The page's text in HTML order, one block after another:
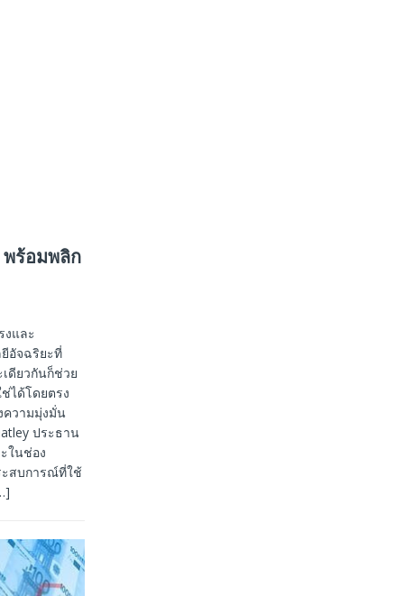
ร้อมพลิก
งและ
อัจฉริยะที่
ดียวกันก็ช่วย
ได้โดยตรง
ความมุ่งมั่น
ประธาน
ในช่อง
ะสบการณ์ที่ใช้